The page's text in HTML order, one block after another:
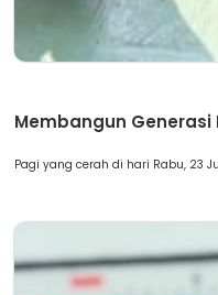
Membangun Generasi
Pagi yang cerah di hari Rabu, 23